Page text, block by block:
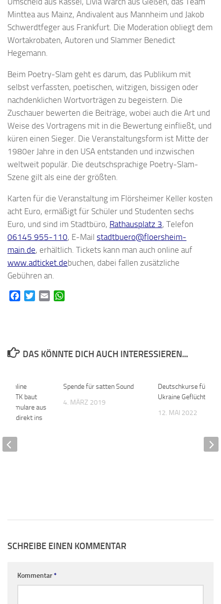
Minttea aus Mainz, Andivalent aus Mannheim und Jakob
Schwerdtfeger aus Frankfurt. Die Moderation obliegt dem
Wortakrobaten, Autoren und Slammer Benedict
Hegemann.
Beim Poetry-Slam geht es darum, das Publikum mit
selbst verfassten, poetischen, witzigen, bissigen oder
nachdenklichen Wortvorträgen zu begeistern. Die
Zuschauer bewerten die Beiträge, wobei auch die Art und
Weise des Vortragens mit in die Bewertung einfließt, und
küren einen Sieger. Die Veranstaltungsform ist Mitte der
1980er Jahre in den USA entstanden und inzwischen
weltweit populär. Die deutschsprachige Poetry-Slam-
Szene gilt als eine der größten.
Karten für die Veranstaltung im Flörsheimer Keller kosten
acht Euro, ermäßigt für Schüler und Studenten sechs
Euro, und sind im Stadtbüro, Rathausplatz 3, Telefon
06145 955-110, E-Mail stadtbuero@floersheim-
main.de, erhältlich. Tickets kann man auch online auf
www.adticket.debuchen, dabei fallen zusätzliche
Gebühren an.
FacebookTwitterEmail
DAS KÖNNTE DICH AUCH INTERESSIEREN...
Spende für satten Sound
4. MÄRZ 2019
Deutschkurse für aus
Ukraine Geflüchtete
12. MAI 2022
online
– MTK baut
Formulare aus
direkt ins
SCHREIBE EINEN KOMMENTAR
Kommentar*